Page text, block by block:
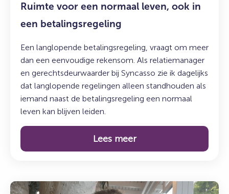
Ruimte voor een normaal leven, ook in
een betalingsregeling
Een langlopende betalingsregeling, vraagt om meer
dan een eenvoudige rekensom. Als relatiemanager
en gerechtsdeurwaarder bij Syncasso zie ik dagelijks
dat langlopende regelingen alleen standhouden als
iemand naast de betalingsregeling een normaal
leven kan blijven leiden.
Lees meer
Lees